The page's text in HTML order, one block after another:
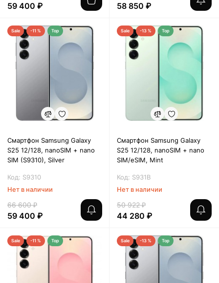
59 400 ₽ 58 850 ₽
Sale -11 % Top
Смартфон Samsung Galaxy
S25 12/128, nanoSIM + nano
SIM (S9310), Silver
Код: S9310
Нет в наличии
66 600 ₽
59 400 ₽
Sale -13 % Top
Смартфон Samsung Galaxy
S25 12/128, nanoSIM + nano
SIM/eSIM, Mint
Код: S931B
Нет в наличии
50 922 ₽
44 280 ₽
Sale -11 % Top Sale -13 % Top